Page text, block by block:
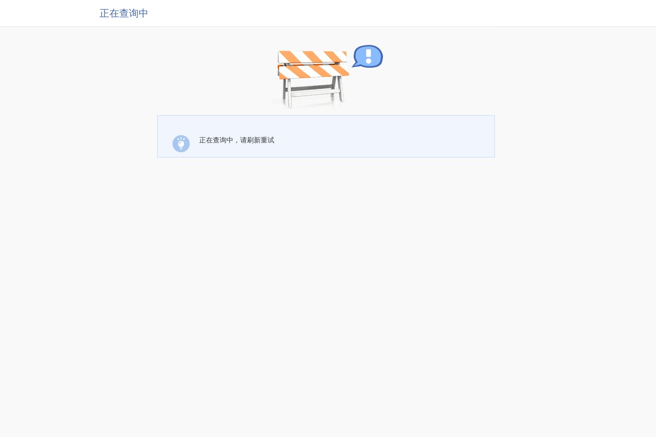
正在查询中
正在查询中，请刷新重试